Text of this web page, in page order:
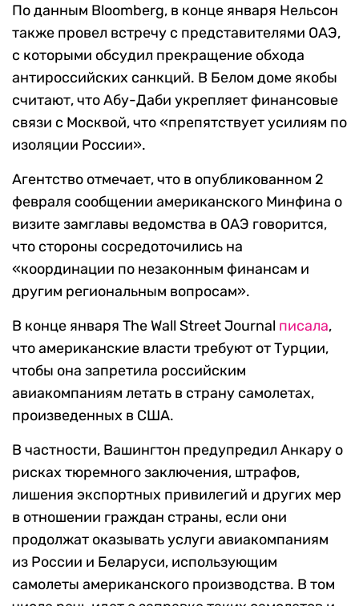
По данным Bloomberg, в конце января Нельсон
также провел встречу с представителями ОАЭ,
с которыми обсудил прекращение обхода
антироссийских санкций. В Белом доме якобы
считают, что Абу-Даби укрепляет финансовые
связи с Москвой, что «препятствует усилиям по
изоляции России».
Агентство отмечает, что в опубликованном 2
февраля сообщении американского Минфина о
визите замглавы ведомства в ОАЭ говорится,
что стороны сосредоточились на
«координации по незаконным финансам и
другим региональным вопросам».
В конце января The Wall Street Journal писала,
что американские власти требуют от Турции,
чтобы она запретила российским
авиакомпаниям летать в страну самолетах,
произведенных в США.
В частности, Вашингтон предупредил Анкару о
рисках тюремного заключения, штрафов,
лишения экспортных привилегий и других мер
в отношении граждан страны, если они
продолжат оказывать услуги авиакомпаниям
из России и Беларуси, использующим
самолеты американского производства. В том